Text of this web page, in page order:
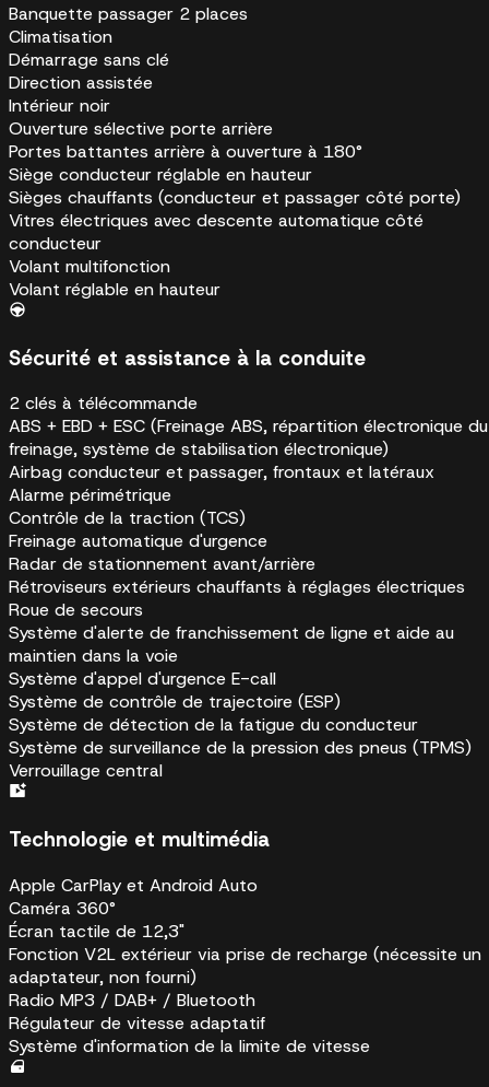
Banquette passager 2 places
Climatisation
Démarrage sans clé
Direction assistée
Intérieur noir
Ouverture sélective porte arrière
Portes battantes arrière à ouverture à 180°
Siège conducteur réglable en hauteur
Sièges chauffants (conducteur et passager côté porte)
Vitres électriques avec descente automatique côté
conducteur
Volant multifonction
Volant réglable en hauteur
Sécurité et assistance à la conduite
2 clés à télécommande
ABS + EBD + ESC (Freinage ABS, répartition électronique du
freinage, système de stabilisation électronique)
Airbag conducteur et passager, frontaux et latéraux
Alarme périmétrique
Contrôle de la traction (TCS)
Freinage automatique d'urgence
Radar de stationnement avant/arrière
Rétroviseurs extérieurs chauffants à réglages électriques
Roue de secours
Système d'alerte de franchissement de ligne et aide au
maintien dans la voie
Système d'appel d'urgence E-call
Système de contrôle de trajectoire (ESP)
Système de détection de la fatigue du conducteur
Système de surveillance de la pression des pneus (TPMS)
Verrouillage central
Technologie et multimédia
Apple CarPlay et Android Auto
Caméra 360°
Écran tactile de 12,3"
Fonction V2L extérieur via prise de recharge (nécessite un
adaptateur, non fourni)
Radio MP3 / DAB+ / Bluetooth
Régulateur de vitesse adaptatif
Système d'information de la limite de vitesse